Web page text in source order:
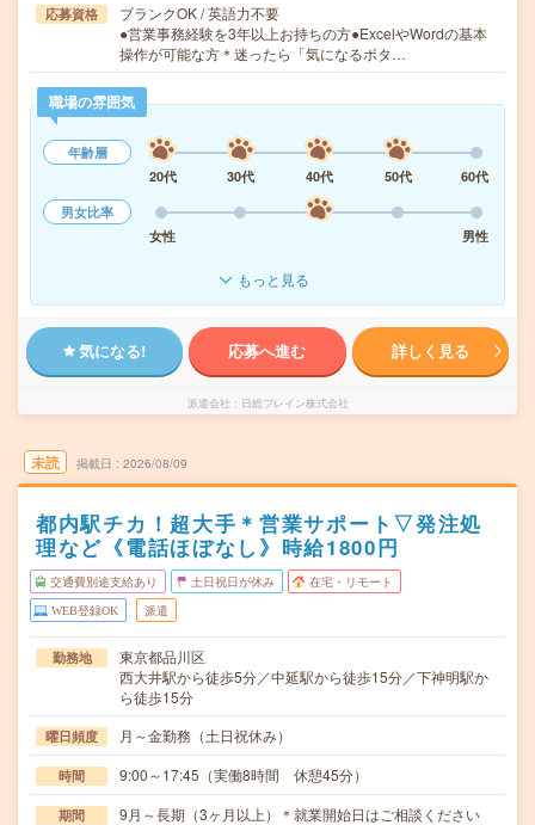
応募資格
ブランクOK / 英語力不要
●営業事務経験を3年以上お持ちの方●ExcelやWordの基本
操作が可能な方＊迷ったら「気になるボタ…
職場の雰囲気
年齢層
20代
30代 40代 50代
60代
男女比率
女性
男性
もっと見る
気になる! 応募へ進む 詳しく見る
派遣会社 日総ブレイン株式会社
未読 掲載日 2026/08/09
都内駅チカ！超大手＊営業サポート▽発注処
理など《電話ほぼなし》時給1800円
交通費別途支給あり 土日祝日が休み 在宅・リモート
WEB登録OK 派遣
勤務地
東京都品川区
西大井駅から徒歩5分／中延駅から徒歩15分／下神明駅か
ら徒歩15分
曜日頻度 月～金勤務（土日祝休み）
時間 9:00～17:45（実働8時間 休憩45分）
期間 9月～長期（3ヶ月以上）＊就業開始日はご相談ください